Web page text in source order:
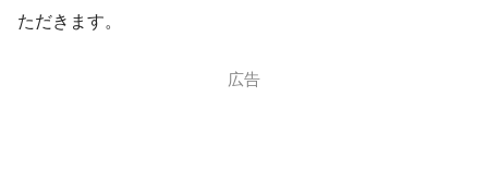
ただきます。
広告